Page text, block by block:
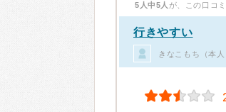
5人中5人 が、この口コ
行きやすい
きなこもち（本